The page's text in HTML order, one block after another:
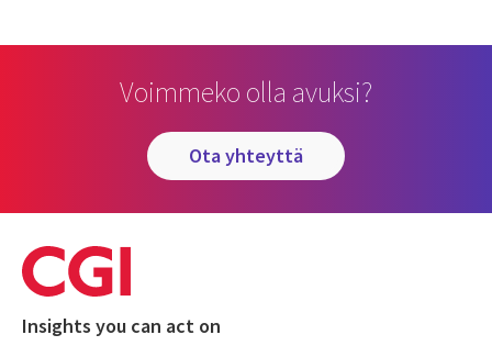
Voimmeko olla avuksi?
ota yhteyttä
Insights you can act on